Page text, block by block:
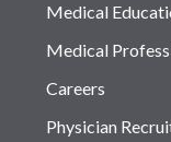
Medical
Medical
Careers
Physician